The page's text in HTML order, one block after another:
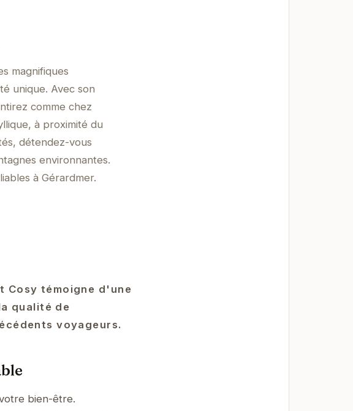
magnifiques
unique. Avec son
comme chez
à proximité du
détendez-vous
environnantes.
à Gérardmer.
Cosy témoigne d'une
qualité de
voyageurs.
bien-être.